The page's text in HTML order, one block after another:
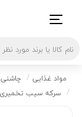
مواد غذایی
سرکه سیب تخمیری نونا